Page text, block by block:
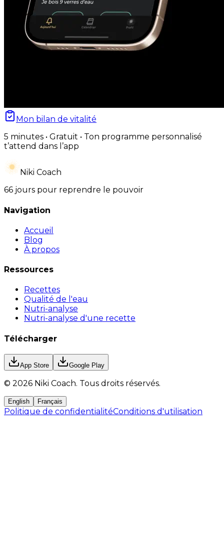
Mon bilan de vitalité
5 minutes • Gratuit • Ton programme personnalisé
t’attend dans l’app
Niki Coach
66 jours pour reprendre le pouvoir
Navigation
Accueil
Blog
À propos
Ressources
Recettes
Qualité de l'eau
Nutri-analyse
Nutri-analyse d'une recette
Télécharger
App Store Google Play
© 2026 Niki Coach. Tous droits réservés.
English Français
Politique de confidentialitéConditions d'utilisation